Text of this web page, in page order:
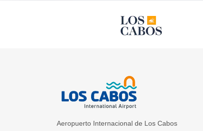
Aeropuerto Internacional de Los Cabos